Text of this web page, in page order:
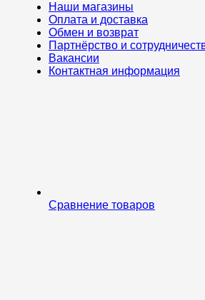
Наши магазины
Оплата и доставка
Обмен и возврат
Партнёрство и
Вакансии
Контактная информация
Сравнение товаров